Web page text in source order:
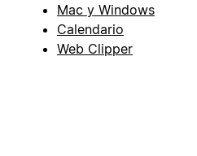
Mac y Windows
Calendario
Web Clipper